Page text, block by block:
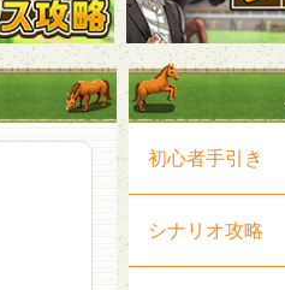
初心者手引き
シナリオ攻略